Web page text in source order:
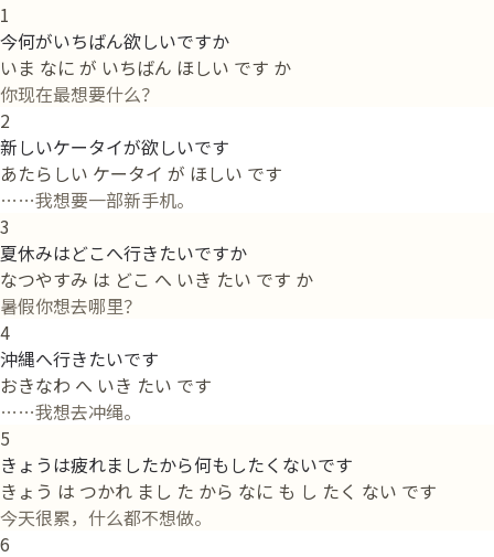
1
今何がいちばん欲しいですか
いま なに が いちばん ほしい です か
你现在最想要什么？
2
新しいケータイが欲しいです
あたらしい ケータイ が ほしい です
……我想要一部新手机。
3
夏休みはどこへ行きたいですか
なつやすみ は どこ へ いき たい です か
暑假你想去哪里？
4
沖縄へ行きたいです
おきなわ へ いき たい です
……我想去冲绳。
5
きょうは疲れましたから何もしたくないです
きょう は つかれ まし た から なに も し たく ない です
今天很累，什么都不想做。
6